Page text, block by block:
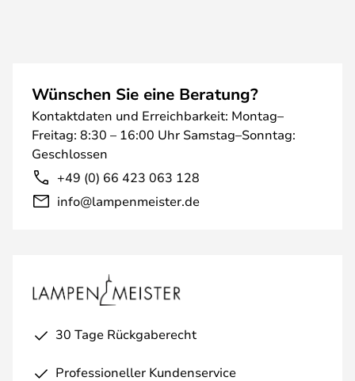
Wünschen Sie eine Beratung?
Kontaktdaten und Erreichbarkeit: Montag–
Freitag: 8:30 – 16:00 Uhr Samstag–Sonntag:
Geschlossen
+49 (0) 66 423 063 128
info@lampenmeister.de
30 Tage Rückgaberecht
Professioneller Kundenservice